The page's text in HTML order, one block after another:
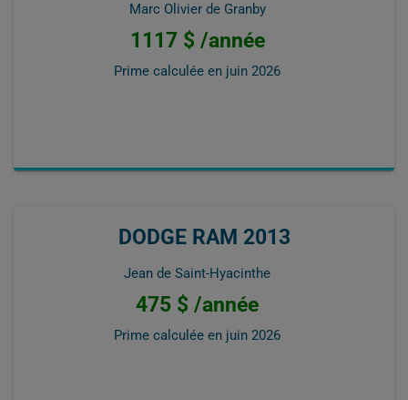
Marc Olivier de Granby
1117 $ /année
Prime calculée en juin 2026
DODGE RAM 2013
Jean de Saint-Hyacinthe
475 $ /année
Prime calculée en juin 2026